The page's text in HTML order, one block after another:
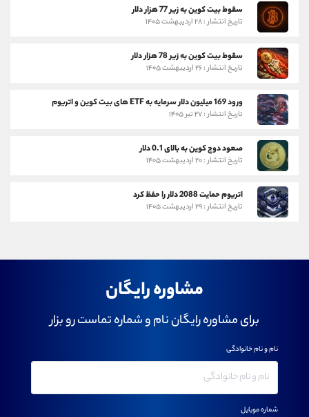
سقوط بیت کوین به زیر 77 هزار دلار
تاریخ انتشار : ۲۸ اردیبهشت ۱۴۰۵
سقوط بیت کوین به زیر 78 هزار دلار
تاریخ انتشار : ۲۶ اردیبهشت ۱۴۰۵
ورود 169 میلیون دلار سرمایه به ETF های بیت کوین و اتریوم
تاریخ انتشار : ۲۷ تیر ۱۴۰۵
صعود دوج کوین به بالای 0.1 دلار
تاریخ انتشار : ۲۰ اردیبهشت ۱۴۰۵
اتریوم حمایت 2088 دلار را حفظ کرد
تاریخ انتشار : ۲۹ اردیبهشت ۱۴۰۵
مشاوره رایگان
برای مشاوره رایگان نام و شماره تماست رو بزار
نام و نام خانوادگی
شماره موبایل